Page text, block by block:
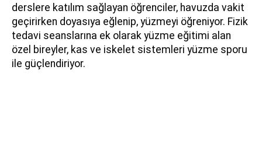
derslere katılım sağlayan öğrenciler, havuzda vakit
geçirirken doyasıya eğlenip, yüzmeyi öğreniyor. Fizik
tedavi seanslarına ek olarak yüzme eğitimi alan
özel bireyler, kas ve iskelet sistemleri yüzme sporu
ile güçlendiriyor.